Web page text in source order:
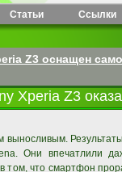
Статьи Ссылки
Z3 оснащен
Xperia Z3
выносливым.
Они впечатлили
том, что смартфон